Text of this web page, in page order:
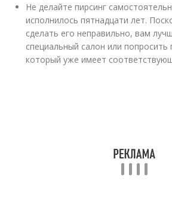
Не делайте пирсинг
исполнилось пятнадцати лет.
сделать его неправильно, вам
специальный салон или
который уже имеет